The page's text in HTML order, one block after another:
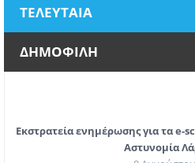
ΤΕΛΕΥΤΑΙΑ
ΔΗΜΟΦΙΛΗ
Εκστρατεία ενημέρωσης για τα
Αστυνομία